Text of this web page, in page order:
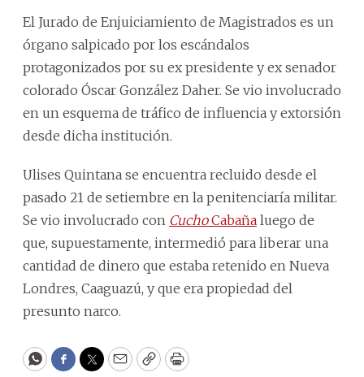
El Jurado de Enjuiciamiento de Magistrados es un
órgano salpicado por los escándalos
protagonizados por su ex presidente y ex senador
colorado Óscar González Daher. Se vio involucrado
en un esquema de tráfico de influencia y extorsión
desde dicha institución.
Ulises Quintana se encuentra recluido desde el
pasado 21 de setiembre en la penitenciaría militar.
Se vio involucrado con CuchoCabaña luego de
que, supuestamente, intermedió para liberar una
cantidad de dinero que estaba retenido en Nueva
Londres, Caaguazú, y que era propiedad del
presunto narco.
WhatsApp
Facebook
Twitter
EmailCopyPrint